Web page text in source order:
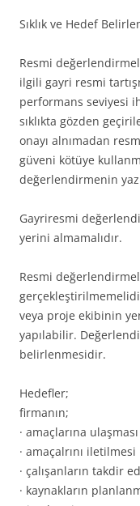
Sıklık ve Hedef
Resmi
ilgili gayri resmi
performans seviyesi
sıklıkta gözden
onayı alnımadan
güveni kötüye
değerlendirmenin
Gayriresmi
yerini almamalıdır.
Resmi
veya proje ekibinin
yapılabilir.
belirlenmesidir.
Hedefler;
firmanın;
· amaçlarına ulaşması
· amaçalrını iletilmesi
· çalışanların takdir
· kaynakların